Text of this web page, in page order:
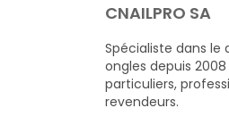
CNAILPRO SA
Spécialiste dans le
ongles depuis
particuliers,
revendeurs.